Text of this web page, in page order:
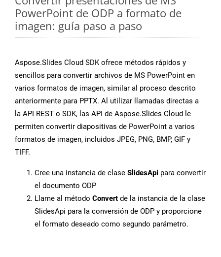
PowerPoint de ODP a formato de
imagen: guía paso a paso
Aspose.Slides Cloud SDK ofrece métodos rápidos y
sencillos para convertir archivos de MS PowerPoint en
varios formatos de imagen, similar al proceso descrito
anteriormente para PPTX. Al utilizar llamadas directas a
la API REST o SDK, las API de Aspose.Slides Cloud le
permiten convertir diapositivas de PowerPoint a varios
formatos de imagen, incluidos JPEG, PNG, BMP, GIF y
TIFF.
Cree una instancia de clase SlidesApi para convertir
el documento ODP
Llame al método Convert de la instancia de la clase
SlidesApi para la conversión de ODP y proporcione
el formato deseado como segundo parámetro.